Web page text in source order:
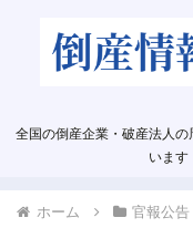
全国の倒産企業・破産法人
います
ホーム 官報公告